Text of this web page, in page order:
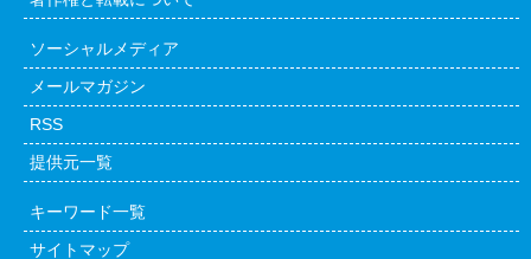
ソーシャルメディア
メールマガジン
RSS
提供元一覧
キーワード一覧
サイトマップ